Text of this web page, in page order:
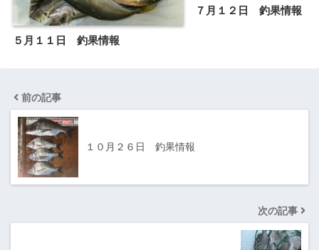
５月１１日 釣果情報
７月１２日 釣果情報
前の記事
１０月２６日 釣果情報
次の記事